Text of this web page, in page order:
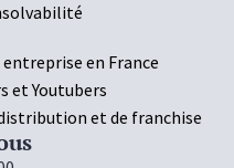
en France
et Youtubers
et de franchise